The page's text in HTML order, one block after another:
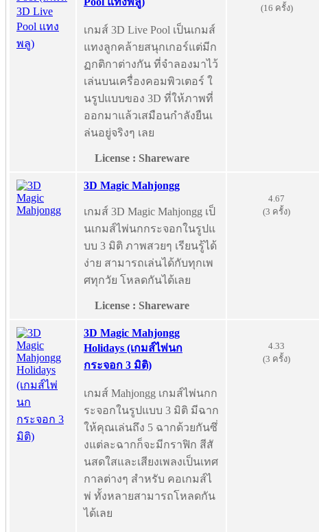
เกมส์ 3D Live Pool เป็นเกมส์
แทงลูกคล้ายสนุกเกอร์แต่มีก
ฏกติกาต่างกัน ที่จำลองมาไว้
เล่นบนเครื่องคอมพิวเตอร์ ใ
นรูปแบบของ 3D ที่ให้ภาพที่
ออกมาแล้วเสมือนกำลังยืนเ
ล่นอยู่จริงๆ เลย
License : Shareware
(16 ครั้ง)
3D Magic Mahjongg
เกมส์ 3D Magic Mahjongg เป็
นเกมส์ไพ่นกกระจอกในรูปแ
บบ 3 มิติ ภาพสวยๆ เรียนรู้ได้
ง่าย สามารถเล่นได้กับทุกเพ
ศทุกวัย โหลดกันได้เลย
License : Shareware
4.67
(3 ครั้ง)
3D Magic Mahjongg
Holidays (เกมส์ไพ่นก
กระจอก 3 มิติ)
เกมส์ Mahjongg เกมส์ไพ่นกก
ระจอกในรูปแบบ 3 มิติ มีฉาก
ให้คุณเล่นถึง 5 ฉากด้วยกันซึ่
งแต่ละฉากก็จะมีกราฟิก สีสั
นสดใสและเสียงเพลงเป็นเทศ
กาลต่างๆ สำหรับ คอเกมส์ไ
พ่ ทั้งหลายสามารถโหลดกัน
ได้เลย
4.33
(3 ครั้ง)